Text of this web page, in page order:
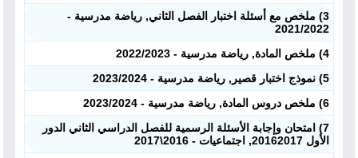
3) ملخص مع أسئلة اختبار الفصل الثاني, رياضة مدرسية -
2021/2022
4) ملخص المادة, رياضة مدرسية - 2022/2023
5) نموذج اختبار قصير, رياضة مدرسية - 2023/2024
6) ملخص دروس المادة, رياضة مدرسية - 2023/2024
7) امتحان وإجابة الأسئلة الرسمية للفصل الدراسي الثاني الدور
الأول 20162017, اجتماعيات - 2016\2017